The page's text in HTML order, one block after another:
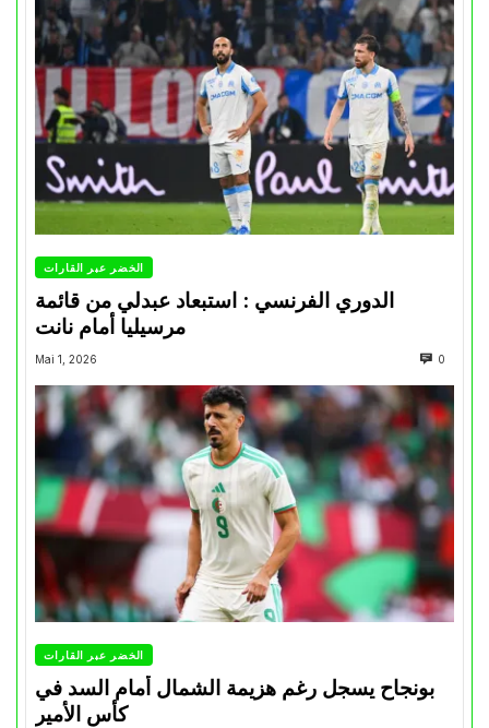
الخضر عبر القارات
الدوري الفرنسي : استبعاد عبدلي من قائمة
مرسيليا أمام نانت
Mai 1, 2026 0
الخضر عبر القارات
بونجاح يسجل رغم هزيمة الشمال أمام السد في
كأس الأمير